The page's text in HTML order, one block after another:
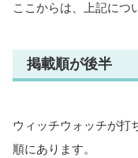
ここからは、上記につ
掲載順が後半
ウィッチウォッチが打
順にあります。